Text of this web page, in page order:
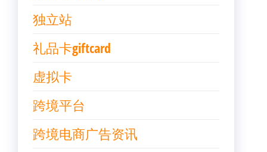
独立站
礼品卡giftcard
虚拟卡
跨境平台
跨境电商广告资讯